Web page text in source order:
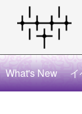
What's New イ